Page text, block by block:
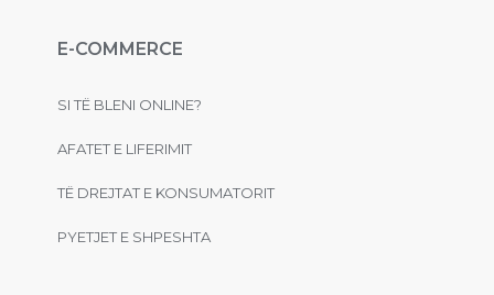
E-COMMERCE
SI TË BLENI ONLINE?
AFATET E LIFERIMIT
TË DREJTAT E KONSUMATORIT
PYETJET E SHPESHTA